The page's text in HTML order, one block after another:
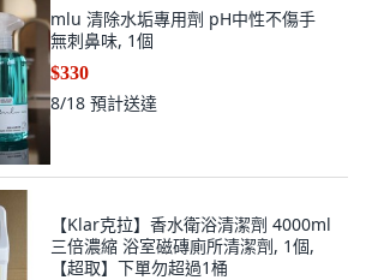
mlu 清除水垢專用劑 pH中性不傷手
無刺鼻味, 1個
$330
8/18 預計送達
【Klar克拉】香水衛浴清潔劑 4000ml
三倍濃縮 浴室磁磚廁所清潔劑, 1個,
【超取】下單勿超過1桶